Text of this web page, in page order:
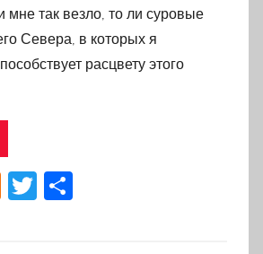
мне так везло, то ли суровые
Севера, в которых я
расцвету этого
O
T